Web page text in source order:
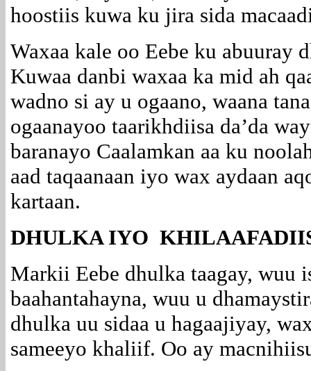
hoostiis kuwa ku jira sida
Waxaa kale oo Eebe ku abuuray
Kuwaa danbi waxaa ka mid ah
wadno si ay u ogaano, waana
ogaanayoo taarikhdiisa da’da
baranayo Caalamkan aa ku
aad taqaanaan iyo wax aydaan
kartaan.
DHULKA IYO
Markii Eebe dhulka taagay, wuu
baahantahayna, wuu u
dhulka uu sidaa u hagaajiyay,
sameeyo khaliif. Oo ay